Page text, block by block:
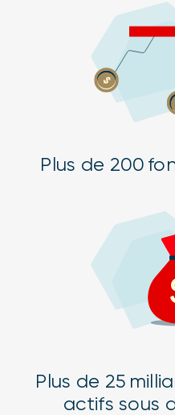
Plus de 200
Plus de 25
actifs sous